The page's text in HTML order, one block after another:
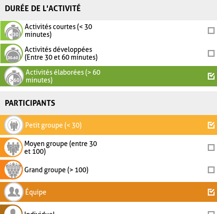
DURÉE DE L'ACTIVITÉ
Activités courtes (< 30
minutes)
Activités développées
(Entre 30 et 60 minutes)
Activités élaborées (> 60
minutes)
PARTICIPANTS
Petit groupe (< 30)
Moyen groupe (entre 30
et 100)
Grand groupe (> 100)
Équipe